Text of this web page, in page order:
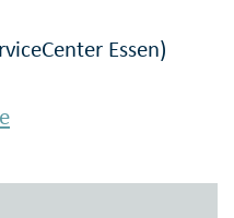
Essen)